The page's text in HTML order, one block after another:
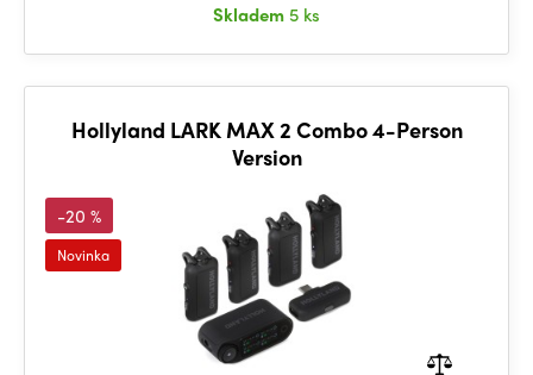
Skladem 5 ks
Hollyland LARK MAX 2 Combo 4-Person
Version
-20 %
Novinka